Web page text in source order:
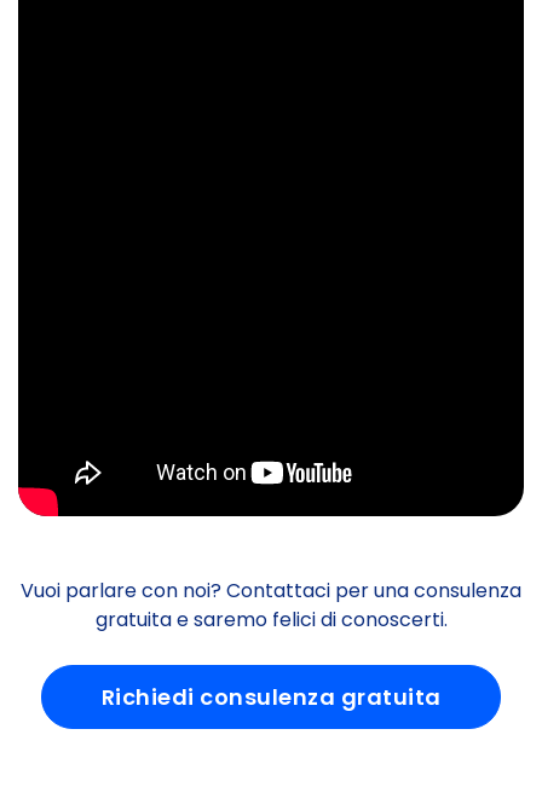
Vuoi parlare con noi? Contattaci per una consulenza
gratuita e saremo felici di conoscerti.
Richiedi consulenza gratuita